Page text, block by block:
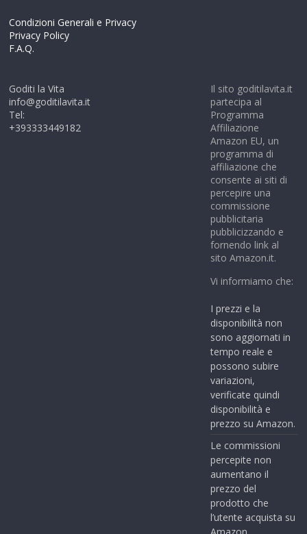
Condizioni Generali e Privacy
Privacy Policy
F.A.Q.
Goditi la Vita
info@goditilavita.it
Tel:
+393333449182
Il sito goditilavita.it
partecipa al
Programma
Affiliazione
Amazon EU, un
programma di
affiliazione che
consente ai siti di
percepire una
commissione
pubblicitaria
pubblicizzando e
fornendo link al
sito Amazon.it.
Vi informiamo che:
I prezzi e la
disponibilità non
sono aggiornati in
tempo reale e
possono subire
variazioni,
verificate quindi
disponibilità e
prezzo su Amazon.
Le commissioni
percepite non
aumentano il
prezzo del
prodotto che
l’utente acquista su
Amazon.